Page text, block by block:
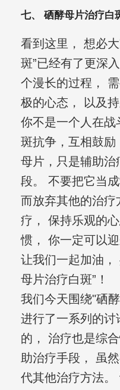
七、 硒酵母片治疗白
看到这里， 想必
斑”已经有了更深
个漫长的过程，
极的心态， 以及
你不是一个人在战
斑抗争，互相鼓
母片，只是辅助
段。 不要把它当
而放弃其他的治
疗， 保持乐观的
惯， 你一定可以
让我们一起加油，
母片治疗白斑”！
我们今天围绕"硒
进行了一系列的
的， 治疗也是综
助治疗手段， 虽
代其他治疗方法